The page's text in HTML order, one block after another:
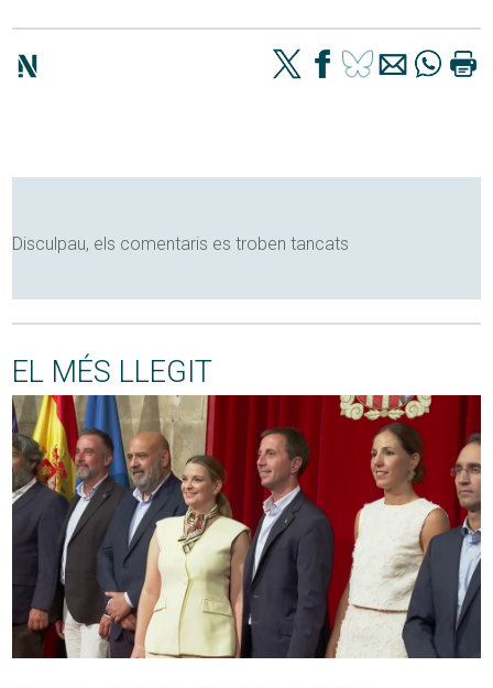
Disculpau, els comentaris es troben tancats
EL MÉS LLEGIT